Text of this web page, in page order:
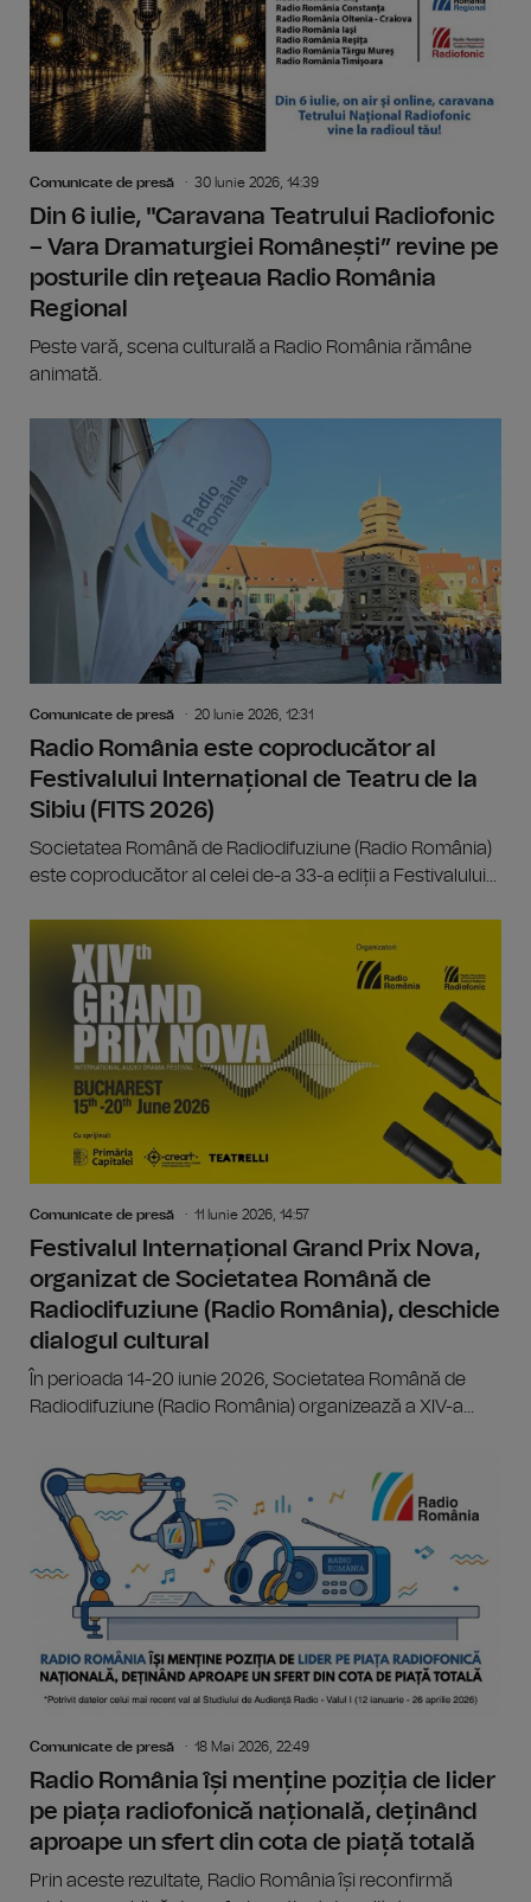
Comunicate de presă 30 Iunie 2026, 14:39
Din 6 iulie, "Caravana Teatrului Radiofonic
– Vara Dramaturgiei Românești” revine pe
posturile din reţeaua Radio România
Regional
Peste vară, scena culturală a Radio România rămâne
animată.
Comunicate de presă 20 Iunie 2026, 12:31
Radio România este coproducător al
Festivalului Internațional de Teatru de la
Sibiu (FITS 2026)
Societatea Română de Radiodifuziune (Radio România)
este coproducător al celei de-a 33-a ediții a Festivalului...
Comunicate de presă 11 Iunie 2026, 14:57
Festivalul Internațional Grand Prix Nova,
organizat de Societatea Română de
Radiodifuziune (Radio România), deschide
dialogul cultural
În perioada 14-20 iunie 2026, Societatea Română de
Radiodifuziune (Radio România) organizează a XIV-a...
Comunicate de presă 18 Mai 2026, 22:49
Radio România își menține poziția de lider
pe piața radiofonică națională, deținând
aproape un sfert din cota de piață totală
Prin aceste rezultate, Radio România își reconfirmă